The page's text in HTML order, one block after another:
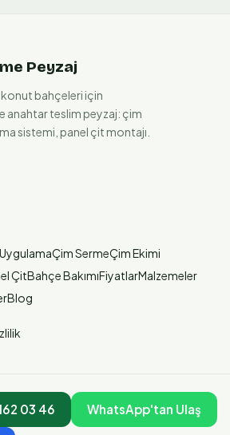
Peyzaj
konut bahçeleri için
anahtar teslim peyzaj: çim
sistemi, panel çit montajı.
Çim SermeÇim Ekimi
ÇitBahçe BakımıFiyatlarMalzemeler
Blog
03 46 WhatsApp'tan Ulaş